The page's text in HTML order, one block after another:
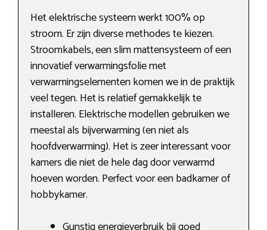
Het elektrische systeem werkt 100% op
stroom. Er zijn diverse methodes te kiezen.
Stroomkabels, een slim mattensysteem of een
innovatief verwarmingsfolie met
verwarmingselementen komen we in de praktijk
veel tegen. Het is relatief gemakkelijk te
installeren. Elektrische modellen gebruiken we
meestal als bijverwarming (en niet als
hoofdverwarming). Het is zeer interessant voor
kamers die niet de hele dag door verwarmd
hoeven worden. Perfect voor een badkamer of
hobbykamer.